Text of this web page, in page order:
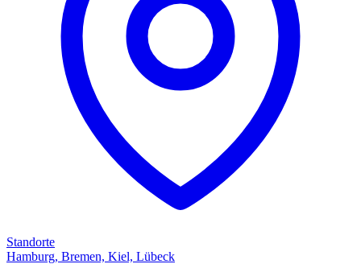
Standorte
Hamburg, Bremen, Kiel, Lübeck